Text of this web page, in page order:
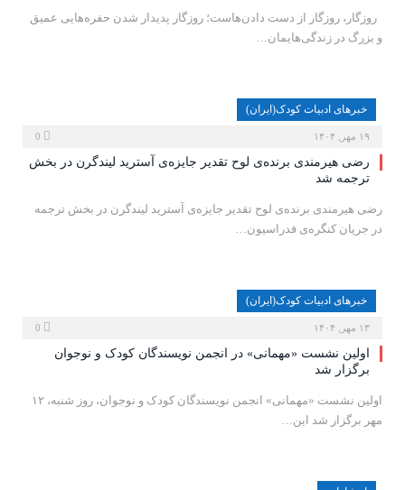
‍ روزگار، روزگار از دست دادن‌هاست؛ روزگار پدیدار شدن حفره‌هایی عمیق
و بزرگ در زندگی‌‌هایمان…
خبرهای ادبیات کودک(ایران)
۱۹ مهر, ۱۴۰۴
رضی هیرمندی برنده‌ی لوح تقدیر جایزه‌ی آسترید لیندگرن در بخش
ترجمه شد
رضی هیرمندی برنده‌ی لوح تقدیر جایزه‌ی آسترید لیندگرن در بخش ترجمه
در جریان کنگره‌ی فدراسیون…
خبرهای ادبیات کودک(ایران)
۱۳ مهر, ۱۴۰۴
اولین نشست «مهمانی» در انجمن نویسندگان کودک و نوجوان
برگزار شد
اولین نشست «مهمانی» انجمن نویسندگان کودک و نوجوان، روز شنبه، ۱۲
مهر برگزار شد این…